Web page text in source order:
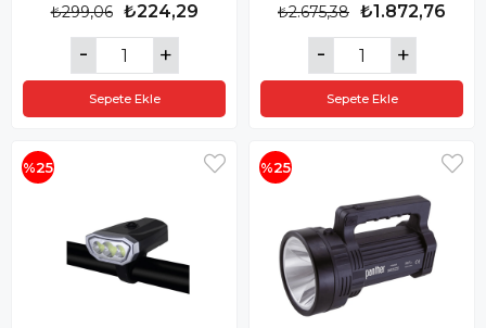
₺224,29
₺299,06
Sepete Ekle
₺1.872,76
₺2.675,38
Sepete Ekle
%25 %25